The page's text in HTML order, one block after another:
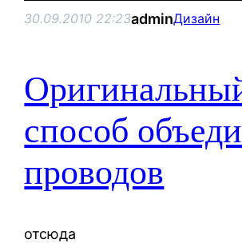
30.09.2010 22:23adminДизайн
способ
проводов
отсюда